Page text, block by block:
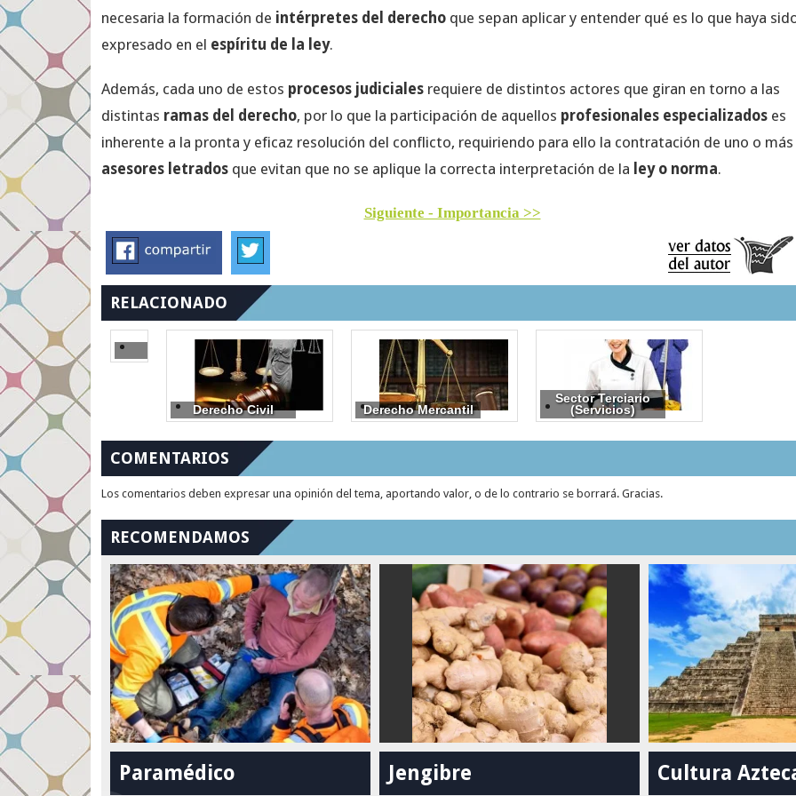
necesaria la formación de intérpretes del derecho que sepan aplicar y entender qué es lo que haya
expresado en el espíritu de la ley.
Además, cada uno de estos procesos judiciales requiere de distintos actores que giran en torno a las
distintas ramas del derecho, por lo que la participación de aquellos profesionales especializados es
inherente a la pronta y eficaz resolución del conflicto, requiriendo para ello la contratación de uno o más
asesores letrados que evitan que no se aplique la correcta interpretación de la ley o norma.
Siguiente - Importancia >>
RELACIONADO
Derecho Civil Derecho Mercantil
Sector Terciario
(Servicios)
COMENTARIOS
Los comentarios deben expresar una opinión del tema, aportando valor, o de lo contrario se borrará. Gracias.
RECOMENDAMOS
Paramédico Jengibre Cultura